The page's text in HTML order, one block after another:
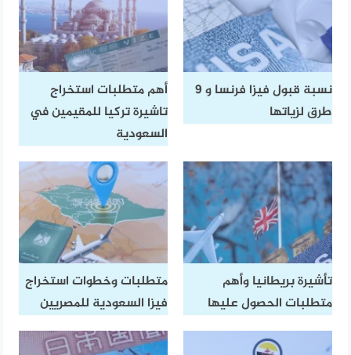
نسبة قبول فيزا فرنسا و 9
طرق لزياتها
أهم متطلبات استخراج
تاشيرة تركيا للمقيمين في
السعودية
تأشيرة بريطانيا وأهم
متطلبات الحصول عليها
متطلبات وخطوات استخراج
فيزا السعودية للمصريين